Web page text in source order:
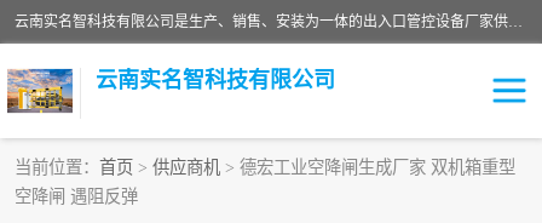
云南实名智科技有限公司是生产、销售、安装为一体的出入口管控设备厂家供应商。主营:电动伸缩门、道闸、广告道闸、重型空降闸、车牌识别、门禁通道、升降柱、岗亭、旗杆等智能设备。主营产品: 电动伸缩门,道闸门禁,车牌识别 生产、销售、安装为一体的出入口管控设备厂家源头供应商。
云南实名智科技有限公司
当前位置： 首页 > 供应商机 > 德宏工业空降闸生成厂家 双机箱重型
空降闸 遇阻反弹
车牌识别门系列